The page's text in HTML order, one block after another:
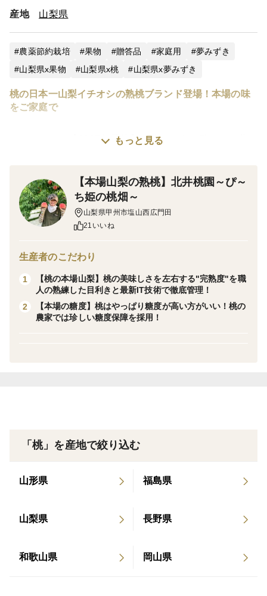
産地 山梨県
農薬節約栽培 果物 贈答品 家庭用
夢みずき
山梨県x果物
山梨県x桃 山梨県x夢みずき
桃の日本一山梨イチオシの熟桃ブランド登場！本場の味
をご家庭で
※⚠️こちらは【2027年予約】の夢のように瑞々しい夢
よって収穫時期・果肉の硬さや柔らかさ・甘さ・熟度な
どに個体差がございます。また、品質を最優先にお届け
するため、発送時期は記載の予定日から【前後1週間程
現在、応募が殺到しております。このペースだと2027
年の在庫もなくなり最悪1年待ちとなってしまいますの
で、ページを公開している今のうちに他の種類や他の月
分の予約を抑えておいて下さい！
やっぱり『果物は本場で頂く』のが桃好きとしてのたし
文を頂いております！
山梨はフルーツ王国と呼ばれるほど、この上ないフルー
もっと見る
【本場山梨の熟桃】北井桃園～ぴ～
ち姫の桃畑～
山梨県甲州市塩山西広門田
21いいね
生産者のこだわり
1
【桃の本場山梨】桃の美味しさを左右する"完熟度"を職
人の熟練した目利きと最新IT技術で徹底管理！
2
【本場の糖度】桃はやっぱり糖度が高い方がいい！桃の
農家では珍しい糖度保障を採用！
「桃」を産地で絞り込む
山形県 福島県
山梨県 長野県
和歌山県 岡山県